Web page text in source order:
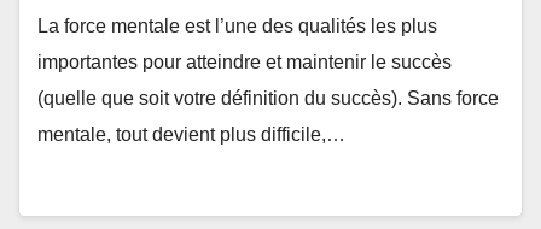
La force mentale est l’une des qualités les plus
importantes pour atteindre et maintenir le succès
(quelle que soit votre définition du succès). Sans force
mentale, tout devient plus difficile,…